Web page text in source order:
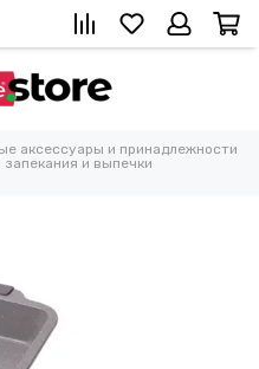
аксессуары и принадлежности
и выпечки